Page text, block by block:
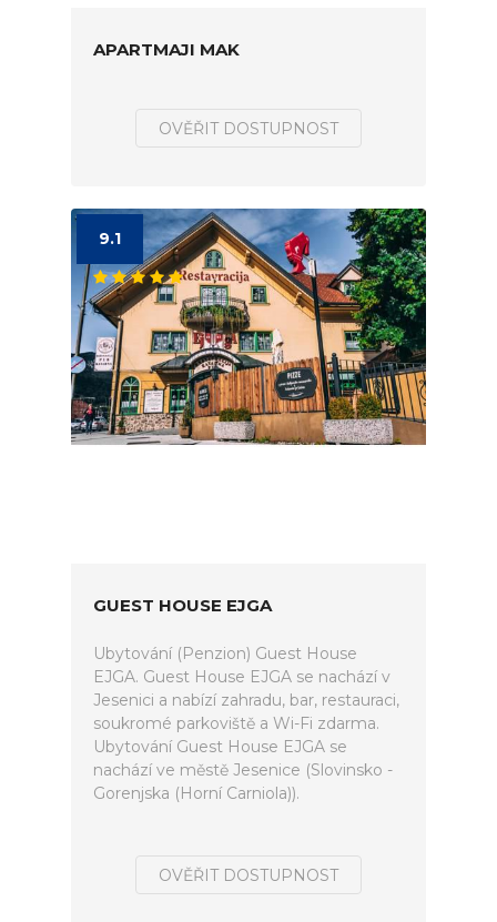
APARTMAJI MAK
OVĚŘIT DOSTUPNOST
9.1
GUEST HOUSE EJGA
Ubytování (Penzion) Guest House
EJGA. Guest House EJGA se nachází v
Jesenici a nabízí zahradu, bar, restauraci,
soukromé parkoviště a Wi-Fi zdarma.
Ubytování Guest House EJGA se
nachází ve městě Jesenice (Slovinsko -
Gorenjska (Horní Carniola)).
OVĚŘIT DOSTUPNOST